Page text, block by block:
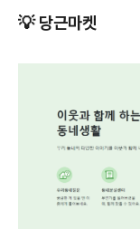
💡 당근마켓